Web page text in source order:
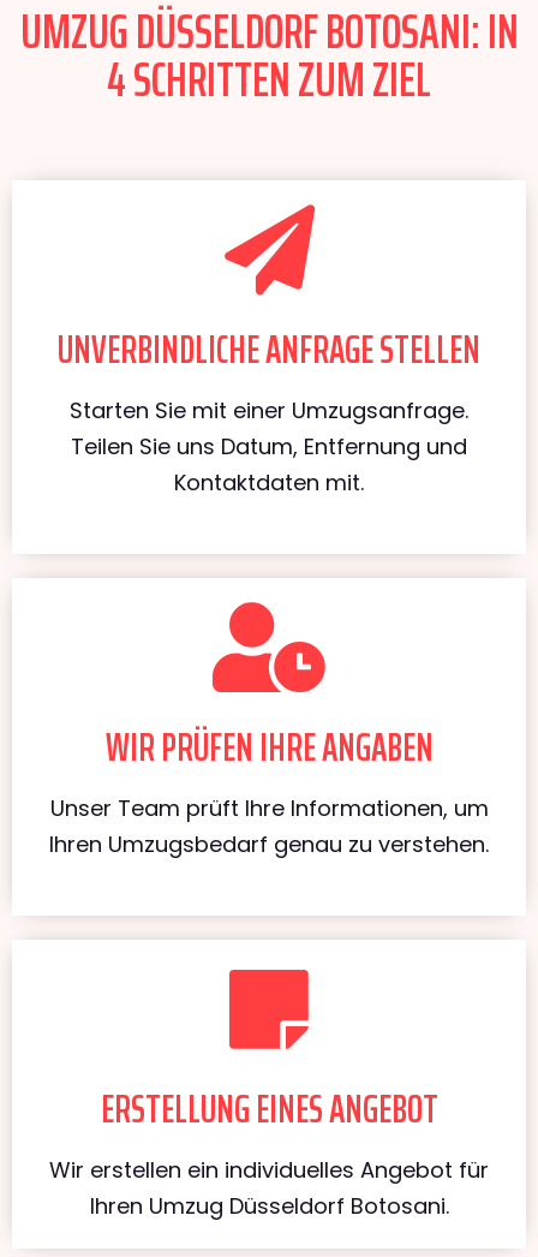
UMZUG DÜSSELDORF BOTOSANI: IN
4 SCHRITTEN ZUM ZIEL
UNVERBINDLICHE ANFRAGE STELLEN
Starten Sie mit einer Umzugsanfrage.
Teilen Sie uns Datum, Entfernung und
Kontaktdaten mit.
WIR PRÜFEN IHRE ANGABEN
Unser Team prüft Ihre Informationen, um
Ihren Umzugsbedarf genau zu verstehen.
ERSTELLUNG EINES ANGEBOT
Wir erstellen ein individuelles Angebot für
Ihren Umzug Düsseldorf Botosani.